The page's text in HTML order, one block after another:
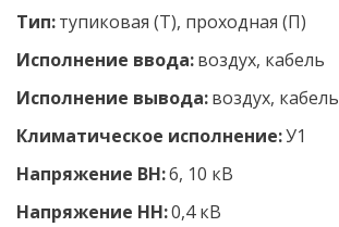
Тип: тупиковая (Т), проходная (П)
Исполнение ввода: воздух, кабель
Исполнение вывода: воздух, кабель
Климатическое исполнение: У1
Напряжение ВН: 6, 10 кВ
Напряжение НН: 0,4 кВ